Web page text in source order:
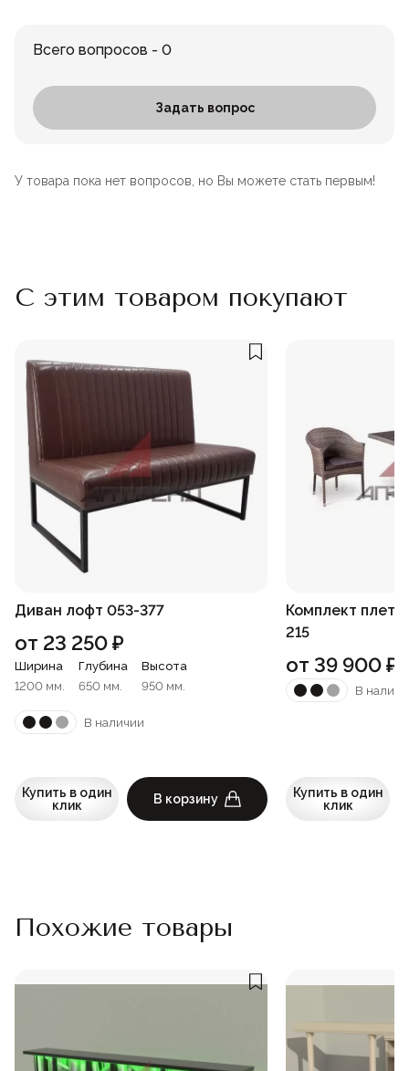
Всего вопросов - 0
Задать вопрос
У товара пока нет вопросов, но Вы можете стать первым!
С этим товаром покупают
Диван лофт 053-377
от 23 250₽
Ширина
1200 мм.
Глубина
650 мм.
Высота
950 мм.
В наличии
Купить в один
клик
В корзину
Комплект
215
от 39 900₽
В
Купить в один
клик
Похожие товары